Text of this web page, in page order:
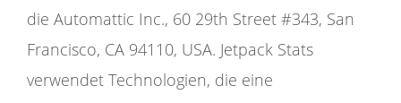
die Automattic Inc., 60 29th Street #343, San
Francisco, CA 94110, USA. Jetpack Stats
verwendet Technologien, die eine